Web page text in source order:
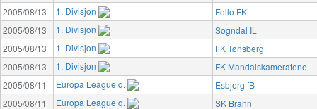
2005/08/13
1. Divisjon
Follo FK
2005/08/13
1. Divisjon
Sogndal IL
2005/08/13
1. Divisjon
FK Tønsberg
2005/08/13
1. Divisjon
FK Mandalskameratene
2005/08/11
Europa League q.
Esbjerg fB
2005/08/11
Europa League q.
SK Brann